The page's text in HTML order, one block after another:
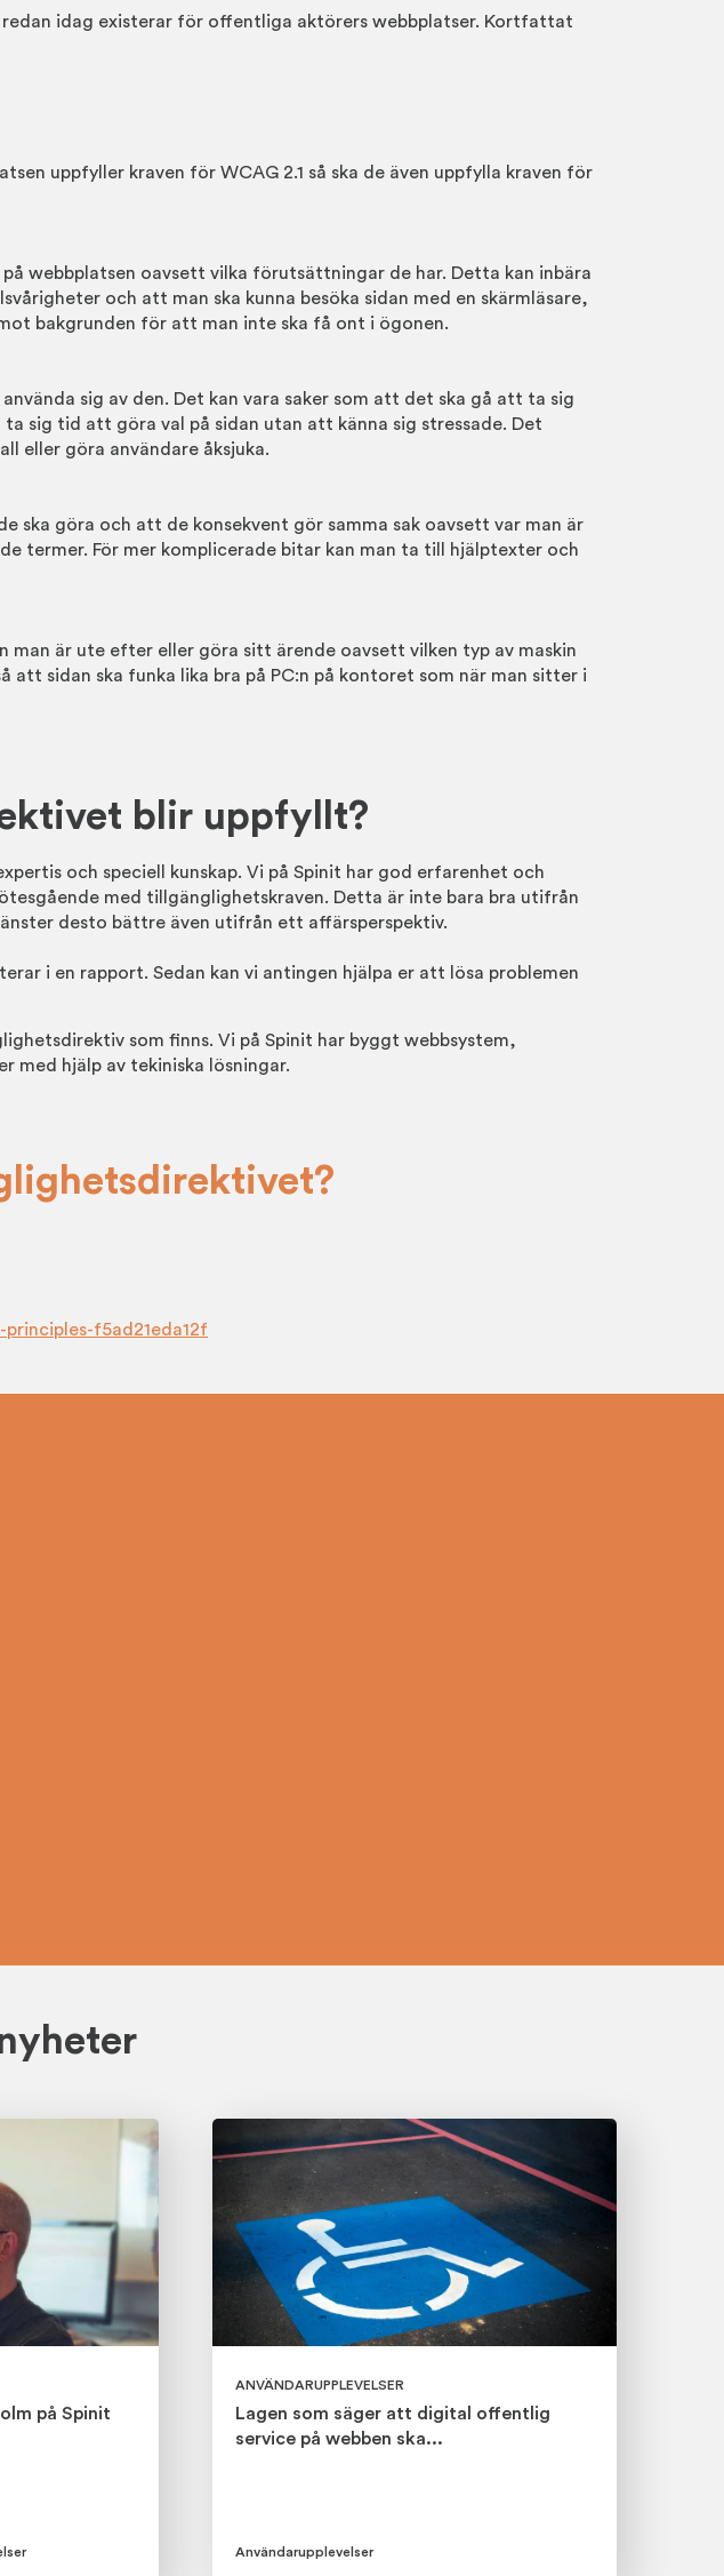
redan idag existerar för offentliga aktörers webbplatser. Kortfattat
uppfyller kraven för WCAG 2.1 så ska de även uppfylla kraven för
webbplatsen oavsett vilka förutsättningar de har. Detta kan inbära
och att man ska kunna besöka sidan med en skärmläsare,
bakgrunden för att man inte ska få ont i ögonen.
sig av den. Det kan vara saker som att det ska gå att ta sig
sig tid att göra val på sidan utan att känna sig stressade. Det
eller göra användare åksjuka.
ska göra och att de konsekvent gör samma sak oavsett var man är
termer. För mer komplicerade bitar kan man ta till hjälptexter och
man är ute efter eller göra sitt ärende oavsett vilken typ av maskin
att sidan ska funka lika bra på PC:n på kontoret som när man sitter i
blir uppfyllt?
och speciell kunskap. Vi på Spinit har god erfarenhet och
med tillgänglighetskraven. Detta är inte bara bra utifrån
desto bättre även utifrån ett affärsperspektiv.
i en rapport. Sedan kan vi antingen hjälpa er att lösa problemen
som finns. Vi på Spinit har byggt webbsystem,
med hjälp av tekiniska lösningar.
f5ad21eda12f
på Spinit
ANVÄNDARUPPLEVELSER
Lagen som säger att digital offent­lig
service på webben ska...
Användarupplevelser